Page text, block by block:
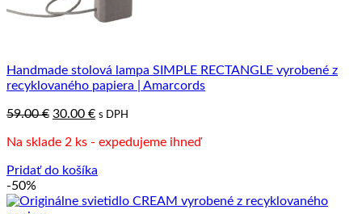
Handmade stolová lampa SIMPLE RECTANGLE vyrobené z
recyklovaného papiera | Amarcords
59.00€ Pôvodná
bola:
30.00 €Aktuálna
je:
s DPH
Na sklade 2 ks - expedujeme ihneď
Pridať do košíka
-50%